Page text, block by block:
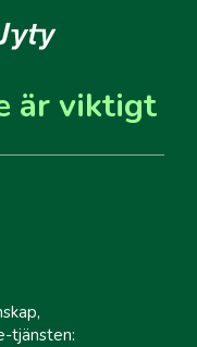
är viktigt
tjänsten: